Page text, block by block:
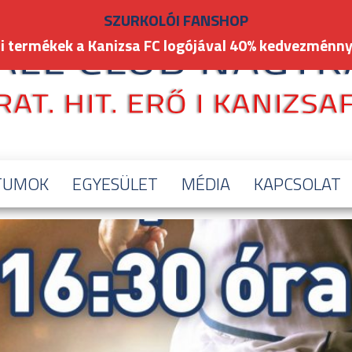
EGYESÜLET MÉDIA KAPCSOLAT
SZURKOLÓI FANSHOP
termékek a Kanizsa FC logójával 40%